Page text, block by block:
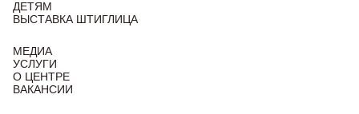
ДЕТЯМ
ВЫСТАВКА ШТИГЛИЦА
МЕДИА
УСЛУГИ
О ЦЕНТРЕ
ВАКАНСИИ